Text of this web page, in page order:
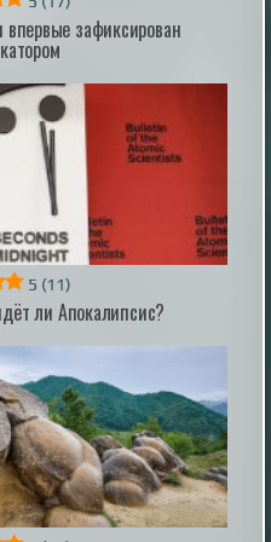
красный человечек
демоны и злые духи
формах в различных и
миру. Эти легенды также
призраков,
влиять на события,
Очень странная история
крас...
из яблок и яиц:
ложки муки
злаковых
задачей,
пектина и яичного
классического
лежит способность
пузырьки воздуха при
зафиксирован
5 (11)
ли Апокалипсис?